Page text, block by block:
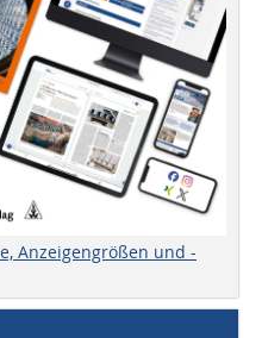
Anzeigengrößen und -